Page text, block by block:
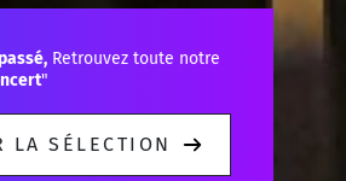
Retrouvez toute notre
"
LA SÉLECTION